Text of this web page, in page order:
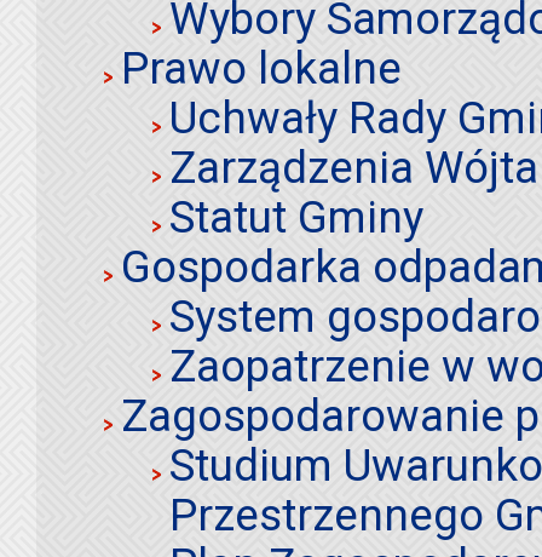
Wybory
Prawo lokalne
Uchwały Rady
Zarządzenia Wójta
Statut Gminy
Gospodarka
System
Zaopatrzenie w
Zagospodarowanie
Studium
Przestrzennego